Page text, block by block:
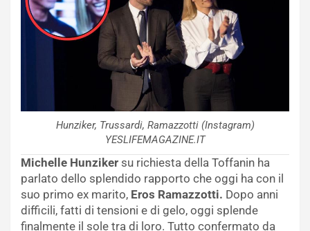
Hunziker, Trussardi, Ramazzotti (Instagram)
YESLIFEMAGAZINE.IT
Michelle Hunziker su richiesta della Toffanin ha
parlato dello splendido rapporto che oggi ha con il
suo primo ex marito, Eros Ramazzotti. Dopo anni
difficili, fatti di tensioni e di gelo, oggi splende
finalmente il sole tra di loro. Tutto confermato da